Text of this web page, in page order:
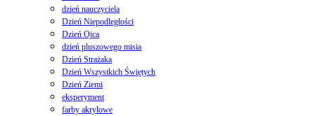
dzień nauczyciela
Dzień Niepodległości
Dzień Ojca
dzień pluszowego misia
Dzień Strażaka
Dzień Wszystkich Świętych
Dzień Ziemi
eksperyment
farby akrylowe